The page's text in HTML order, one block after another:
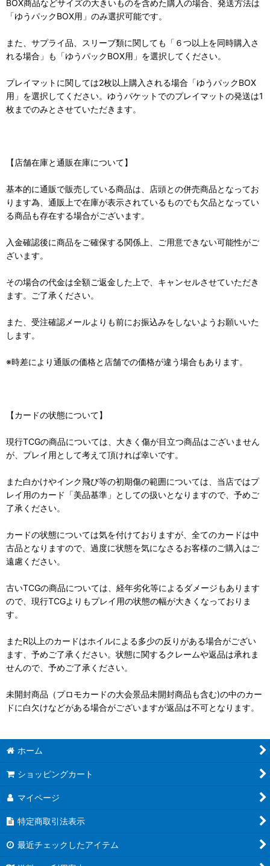
BOX商品などサイズの大きいものを含めた購入の場合、発送方法は
「ゆうパックBOX用」のみ選択可能です。
また、サプライ品、スリーブ類に関しても「６つ以上を同時購入さ
れる場合」も「ゆうパックBOX用」を選択してください。
プレイマットに関しては2枚以上購入される場合「ゆうパックBOX
用」を選択してください。ゆうパケットでのプレイマットの発送は1
枚までのみとさせていただきます。
【店舗在庫と通販在庫について】
基本的に通販で販売している商品は、店頭との併売商品となってお
ります為、通販上で在庫が表示されているものでも欠品となってい
る商品も存在する場合がございます。
入金確認後に商品をご確保する関係上、ご用意できない可能性がご
ざいます。
その場合の代金は全額ご返金した上で、キャンセルさせていただき
ます。ご了承ください。
また、受注確認メールよりも前にお振込みをしないようお願いいた
します。
※時差により通販の価格と店舗での価格が違う場合もあります。
【カードの状態について】
現行TCGの商品については、大きく傷が目立つ商品はございません
が、プレイ用として考えて頂ければ幸いです。
また白かけやインク飛び等の初期傷の範囲については、当店ではプ
レイ用のカード「美品基準」としての扱いとなりますので、予めご
了承ください。
カードの状態については気を付けておりますが、全てのカードは中
古品となりますので、過度に状態を気になさるお客様のご購入はご
遠慮ください。
古いTCGの商品については、経年劣化等によるダメージもあります
ので、現行TCGよりもプレイ用の状態の幅が大きくなっておりま
す。
またR以上のカードはホイルによる多少の反りがある場合がござい
ます、予めご了承ください。状態に関するクレームや返品は承れま
せんので、予めご了承ください。
未開封商品（プロモカードの大会景品未開封商品も含む)の中のカー
ドに白欠けなどがある場合がございますが返品は不可となります。
ホーム
ショッピングカート
マイページ
特定商取引法表示
最近チェックしたアイテム